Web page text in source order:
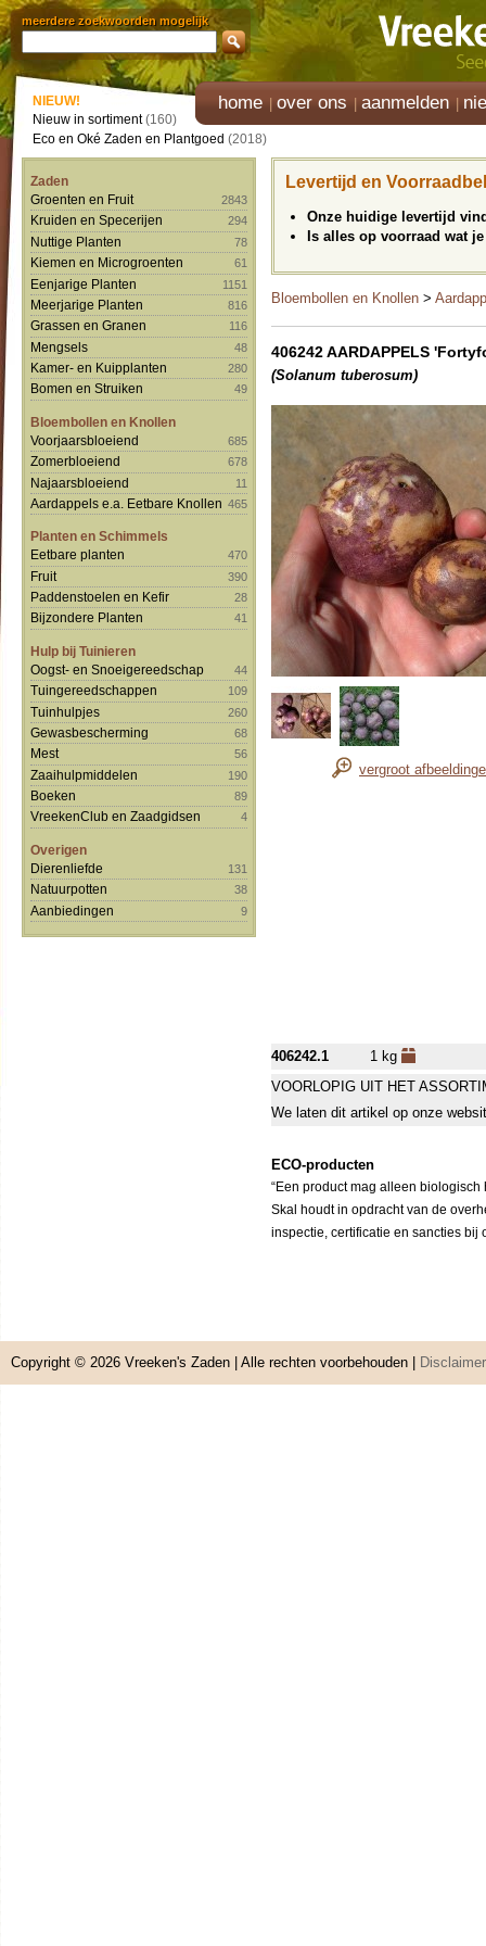
meerdere zoekwoorden mogelijk
home over ons aanmelden
NIEUW!
Nieuw in sortiment(160)
Eco en Oké Zaden en Plantgoed (2018)
Zaden
Groenten en Fruit
2843
Kruiden en Specerijen 294
Nuttige Planten 78
Kiemen en Microgroenten 61
Eenjarige Planten 1151
Meerjarige Planten 816
Grassen en Granen 116
Mengsels 48
Kamer- en Kuipplanten 280
Bomen en Struiken 49
Bloembollen en Knollen
Voorjaarsbloeiend
685
Zomerbloeiend 678
Najaarsbloeiend 11
Aardappels e.a. Eetbare Knollen 465
Planten en Schimmels
Eetbare planten
470
Fruit 390
Paddenstoelen en Kefir 28
Bijzondere Planten 41
Hulp bij Tuinieren
Oogst- en Snoeigereedschap
44
Tuingereedschappen 109
Tuinhulpjes 260
Gewasbescherming 68
Mest 56
Zaaihulpmiddelen 190
Boeken 89
VreekenClub en Zaadgidsen 4
Overigen
Dierenliefde
131
Natuurpotten 38
Aanbiedingen 9
Levertijd en
Onze huidige levertijd
Is alles op voorraad wat
Bloembollen en Knollen >
406242 AARDAPPELS
(Solanum tuberosum)
vergroot
406242.1
1 kg
VOORLOPIG UIT HET
We laten dit artikel op onze
ECO-producten
“Een product mag alleen
Skal houdt in opdracht van de
inspectie, certificatie en sancties
Copyright © 2026 Vreeken's Zaden | Alle rechten voorbehouden | Disclaimer